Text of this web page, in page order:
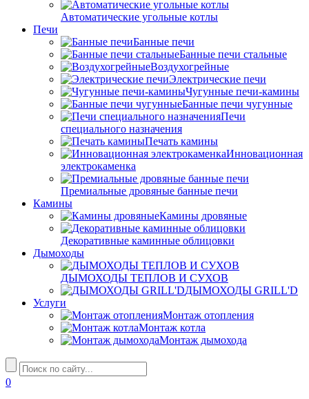
Автоматические угольные котлы
Печи
Банные печи
Банные печи стальные
Воздухогрейные
Электрические печи
Чугунные печи-камины
Банные печи чугунные
Печи
специального назначения
Печать камины
Инновационная
электрокаменка
Премиальные дровяные банные печи
Камины
Камины дровяные
Декоративные каминные облицовки
Дымоходы
ДЫМОХОДЫ ТЕПЛОВ И СУХОВ
ДЫМОХОДЫ GRILL'D
Услуги
Монтаж отопления
Монтаж котла
Монтаж дымохода
0